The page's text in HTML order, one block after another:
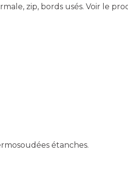
zip, bords usés. Voir le
étanches.